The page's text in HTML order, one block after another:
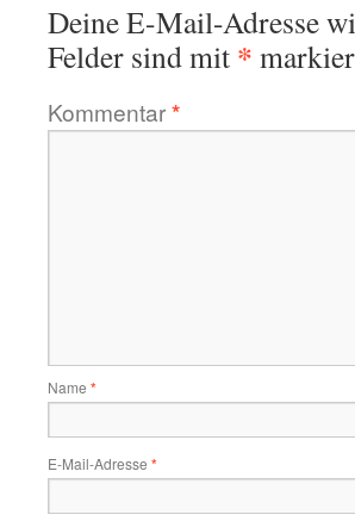
Deine E-Mail-Adresse
Felder sind mit *
Kommentar*
Name *
E-Mail-Adresse *